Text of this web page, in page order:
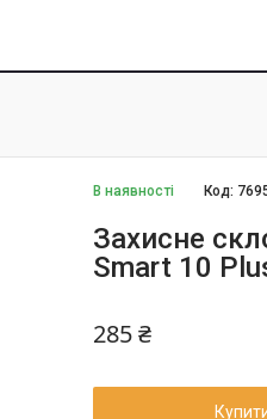
В наявності Код:
Захисне
Smart 10
285 ₴